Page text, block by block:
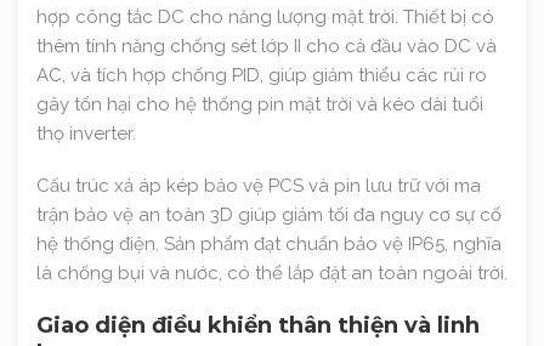
hợp công tắc DC cho năng lượng mặt trời. Thiết bị có
thêm tính năng chống sét lớp II cho cả đầu vào DC và
AC, và tích hợp chống PID, giúp giảm thiểu các rủi ro
gây tổn hại cho hệ thống pin mặt trời và kéo dài tuổi
thọ inverter.
Cấu trúc xả áp kép bảo vệ PCS và pin lưu trữ với ma
trận bảo vệ an toàn 3D giúp giảm tối đa nguy cơ sự cố
hệ thống điện. Sản phẩm đạt chuẩn bảo vệ IP65, nghĩa
là chống bụi và nước, có thể lắp đặt an toàn ngoài trời.
Giao diện điều khiển thân thiện và linh